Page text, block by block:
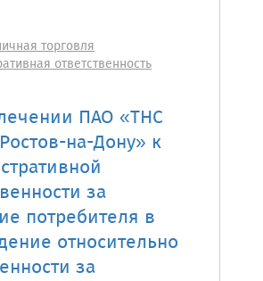
торговля
ответственность
ПАО «ТНС
на-Дону» к
за
потребителя в
относительно
за